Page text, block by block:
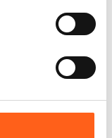
à 360°